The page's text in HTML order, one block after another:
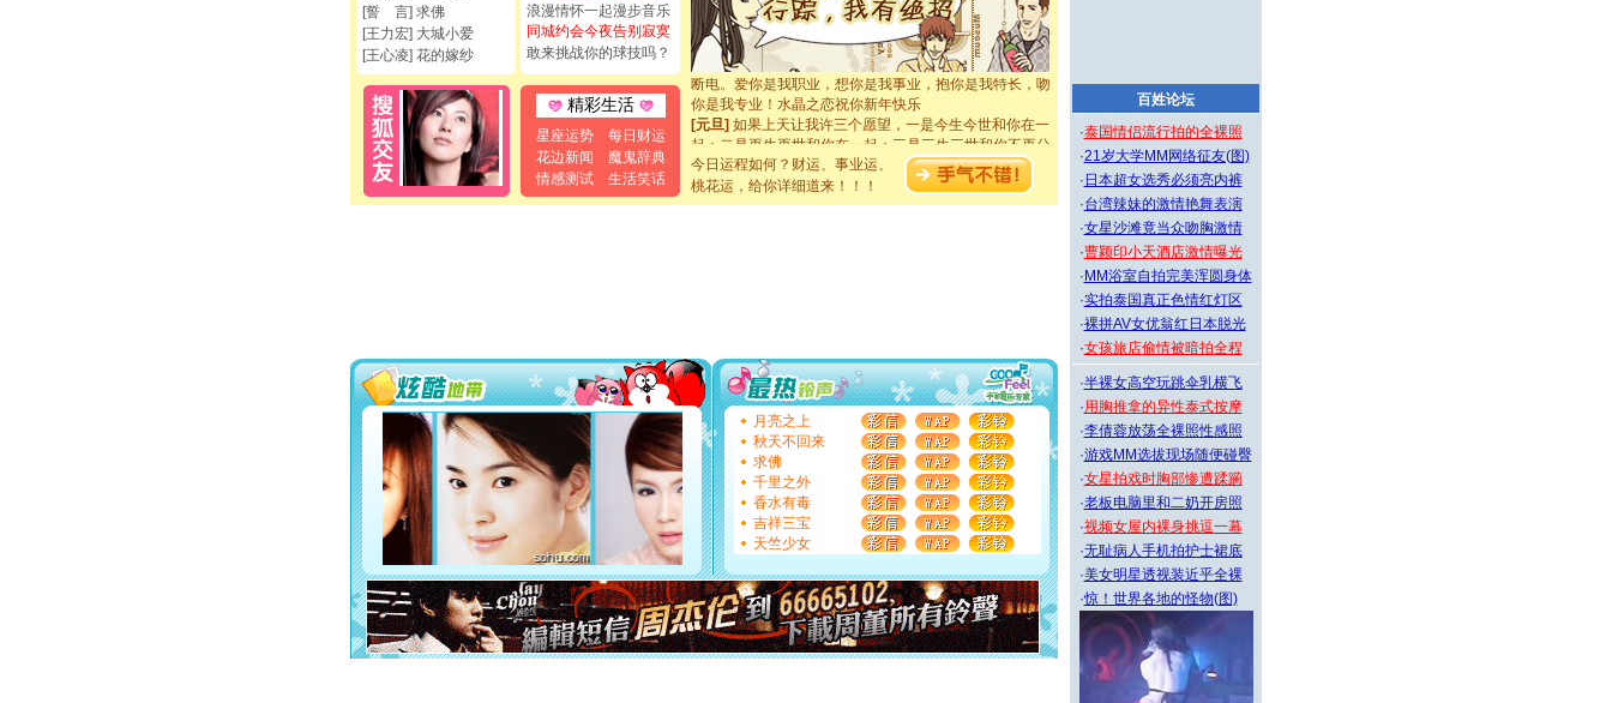
[誓 言] 求佛
[王力宏] 大城小爱
[王心凌] 花的嫁纱
浪漫情怀一起漫步音乐
同城约会今夜告别寂寞
敢来挑战你的球技吗？
精彩生活
星座运势
每日财运
花边新闻
魔鬼辞典
情感测试
生活笑话
[圣诞节]
奉上一颗祝福的心,在这个特别的日子里,愿幸福,
如意,快乐,鲜花,一切美好的祝愿与你同在.圣诞快乐!
[元旦]看到你我会触电；看不到你我要充电；没有你我会
断电。爱你是我职业，想你是我事业，抱你是我特长，吻
你是我专业！水晶之恋祝你新年快乐
[元旦]如果上天让我许三个愿望，一是今生今世和你在一
起；二是再生再世和你在一起；三是三生三世和你不再分
[元旦]当我狠下心扭头离去那一刻，你在我身后无助地哭
泣，这痛楚让我明白我多么爱你。我转身抱住你：这猪不
[圣诞节]圣诞节到了，想想没什么送给你的，又不打算给
你太多，只有给你五千万：千万快乐！千万要健康！千万
要平安！千万要知足！千万不要忘记我！
[圣诞节]不只这样的日子才会想起你,而是这样的日子才
能正大光明地骚扰你,告诉你,圣诞要快乐!新年要快乐!天天
都要快乐噢!
[圣诞节]奉上一颗祝福的心,在这个特别的日子里,愿幸福,
如意,快乐,鲜花,一切美好的祝愿与你同在.圣诞快乐!
[元旦]
看到你我会触电；看不到你我要充电；没有你我会
断电。爱你是我职业，想你是我事业，抱你是我特长，吻
你是我专业！水晶之恋祝你新年快乐
[元旦]如果上天让我许三个愿望，一是今生今世和你在一
起；二是再生再世和你在一起；三是三生三世和你不再分
离。水晶之恋祝你新年快乐
[元旦]当我狠下心扭头离去那一刻，你在我身后无助地哭
泣，这痛楚让我明白我多么爱你。我转身抱住你：这猪不
今日运程如何？财运、事业运、
桃花运，给你详细道来！！！
月亮之上
秋天不回来
求佛
千里之外
香水有毒
吉祥三宝
天竺少女
百姓论坛
·泰国情侣流行拍的全裸照
·21岁大学MM网络征友(图)
· 日本超女选秀必须亮内裤
·台湾辣妹的激情艳舞表演
·女星沙滩竟当众吻胸激情
·曹颖印小天酒店激情曝光
· MM浴室自拍完美浑圆身体
·实拍泰国真正色情红灯区
·裸拼AV女优翁红日本脱光
·女孩旅店偷情被暗拍全程
·半裸女高空玩跳伞乳横飞
·用胸推拿的异性泰式按摩
·李倩蓉放荡全裸照性感照
·游戏MM选拔现场随便碰臀
·女星拍戏时胸部惨遭蹂躏
·老板电脑里和二奶开房照
·视频女屋内裸身挑逗一幕
·无耻病人手机拍护士裙底
·美女明星透视装近乎全裸
·惊！世界各地的怪物(图)